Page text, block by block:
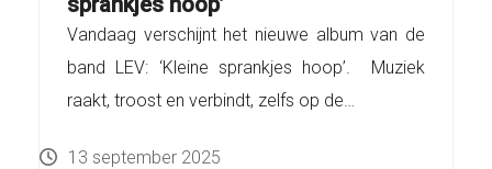
Vandaag verschijnt het nieuwe album van de
band LEV: ‘Kleine sprankjes hoop’. Muziek
raakt, troost en verbindt, zelfs op de…
13 september 2025